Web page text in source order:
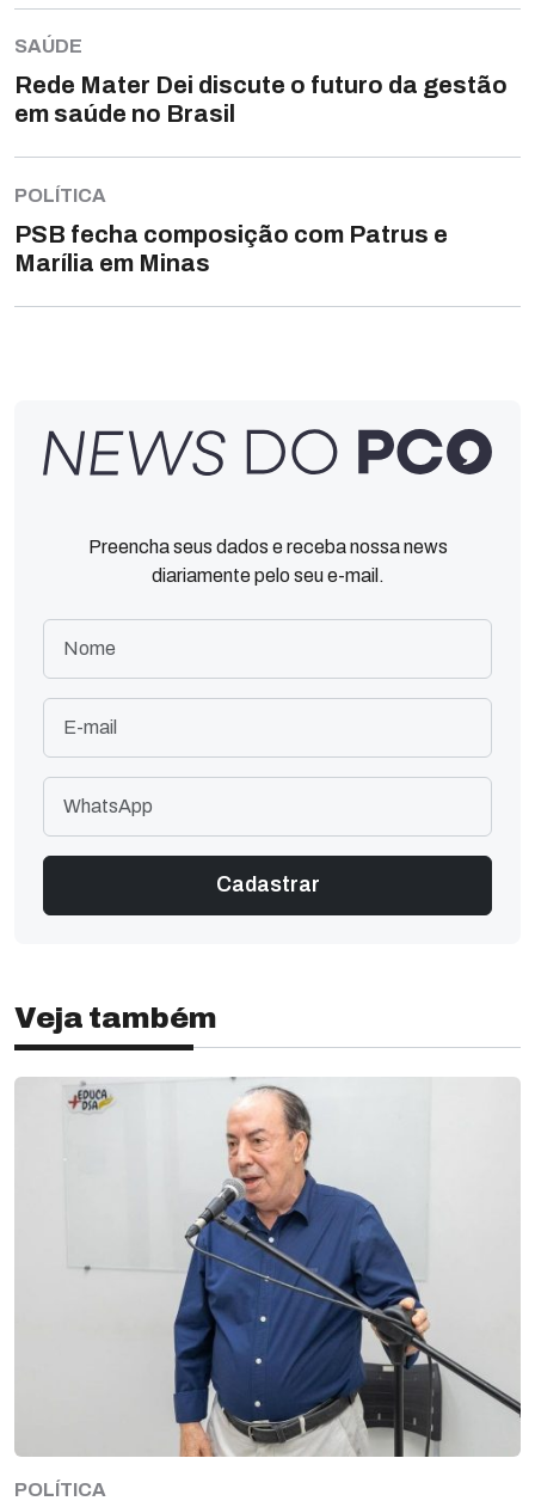
SAÚDE
Rede Mater Dei discute o futuro da gestão
em saúde no Brasil
POLÍTICA
PSB fecha composição com Patrus e
Marília em Minas
Preencha seus dados e receba nossa news
diariamente pelo seu e-mail.
Veja também
POLÍTICA